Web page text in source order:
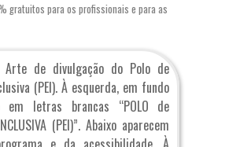
gratuitos para os profissionais e para as
Arte de divulgação do Polo de
(PEI). À esquerda, em fundo
letras brancas “POLO de
(PEI)”. Abaixo aparecem